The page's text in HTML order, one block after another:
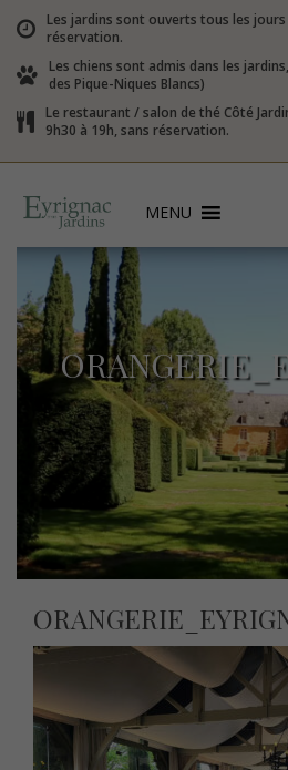
Les jardins sont ouverts tous les jours
réservation.
Les chiens sont admis dans les
des Pique-Niques Blancs)
Le restaurant / salon de thé Côté
9h30 à 19h, sans réservation.
MENU